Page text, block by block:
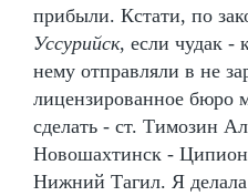
прибыли. Кстати, по
Уссурийск, если чудак -
нему отправляли в не
лицензированное бюро
сделать - ст. Tимозин
Новошахтинск -
Нижний Тагил. Я